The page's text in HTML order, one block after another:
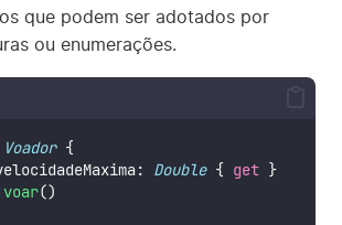
que podem ser adotados por
ou enumerações.
Voador {
Double { get }
voar()